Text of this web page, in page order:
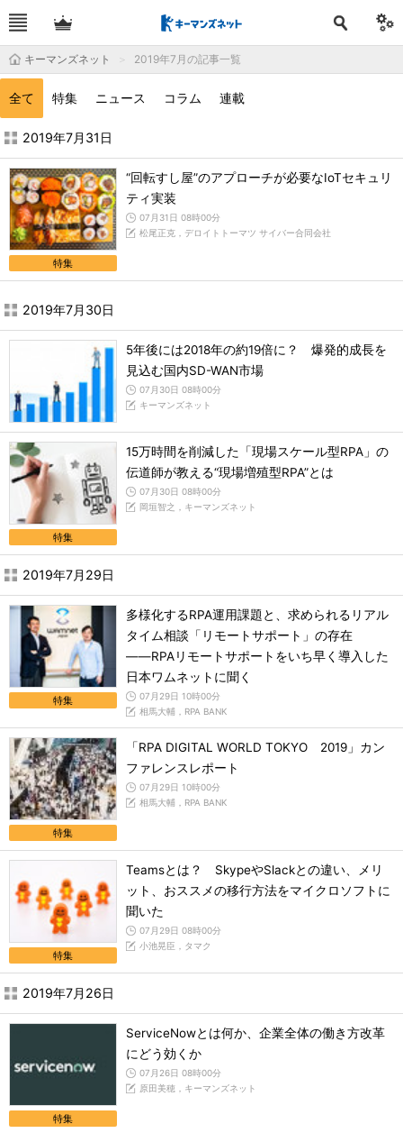
キーマンズネット 2019年7月の記事一覧
全て 特集 ニュース コラム 連載
2019年7月の記事一覧 - キーマンズネット
2019年7月31日
特集
“回転すし屋”のアプローチが必要なIoTセキュリ
ティ実装
07月31日 08時00分
松尾正克，デロイトトーマツ サイバー合同会社
2019年7月30日
5年後には2018年の約19倍に？ 爆発的成長を
見込む国内SD-WAN市場
07月30日 08時00分
キーマンズネット
特集
15万時間を削減した「現場スケール型RPA」の
伝道師が教える“現場増殖型RPA”とは
07月30日 08時00分
岡垣智之，キーマンズネット
2019年7月29日
特集
多様化するRPA運用課題と、求められるリアル
タイム相談「リモートサポート」の存在
――RPAリモートサポートをいち早く導入した
日本ワムネットに聞く
07月29日 10時00分
相馬大輔，RPA BANK
特集
「RPA DIGITAL WORLD TOKYO 2019」カン
ファレンスレポート
07月29日 10時00分
相馬大輔，RPA BANK
特集
Teamsとは？ SkypeやSlackとの違い、メリ
ット、おススメの移行方法をマイクロソフトに
聞いた
07月29日 08時00分
小池晃臣，タマク
2019年7月26日
特集
ServiceNowとは何か、企業全体の働き方改革
にどう効くか
07月26日 08時00分
原田美穂，キーマンズネット